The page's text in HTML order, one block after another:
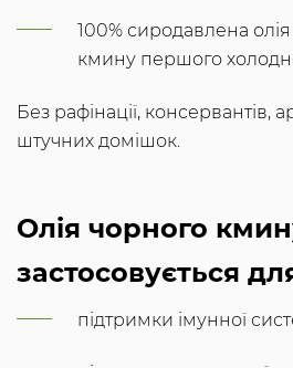
100% сиродавлена
кмину першого
Без рафінації, консервантів,
штучних домішок.
Олія чорного
застосовується
підтримки імунної